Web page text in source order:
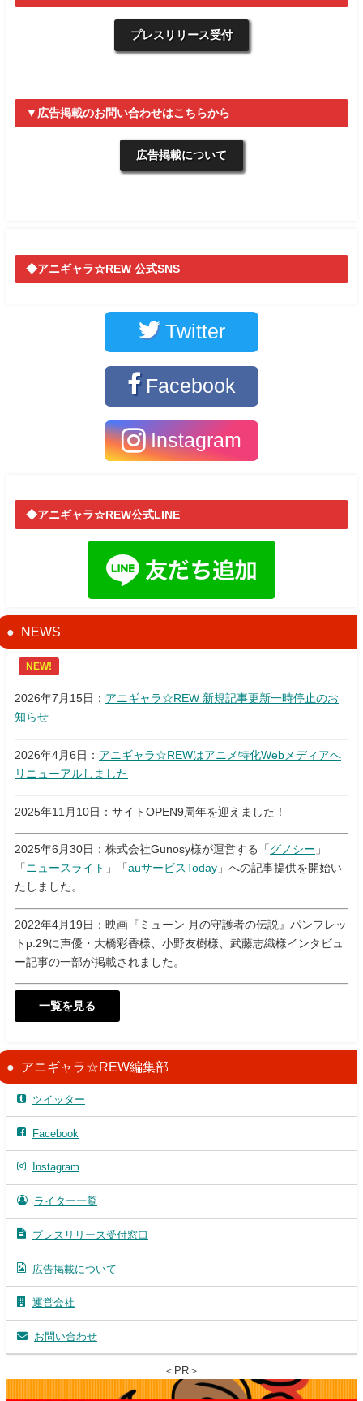
プレスリリース受付
▼広告掲載のお問い合わせはこちらから
広告掲載について
◆アニギャラ☆REW 公式SNS
Twitter
Facebook
Instagram
◆アニギャラ☆REW公式LINE
NEWS
NEW!
2026年7月15日： アニギャラ☆REW 新規記事更新一時停止のお
知らせ
2026年4月6日： アニギャラ☆REWはアニメ特化Webメディアへ
リニューアルしました
2025年11月10日：サイトOPEN9周年を迎えました！
2025年6月30日：株式会社Gunosy様が運営する「 グノシー 」
「 ニュースライト 」「 auサービスToday 」への記事提供を開始い
たしました。
2022年4月19日：映画『ミューン 月の守護者の伝説』パンフレッ
トp.29に声優・大橋彩香様、小野友樹様、武藤志織様インタビュ
ー記事の一部が掲載されました。
一覧を見る
アニギャラ☆REW編集部
ツイッター
Facebook
Instagram
ライター一覧
プレスリリース受付窓口
広告掲載について
運営会社
お問い合わせ
＜PR＞